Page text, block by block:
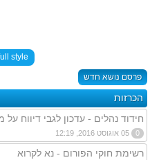
style
פרסם נושא חדש
הכרזות
חידוד נהלים - עדכון לגבי דיווח
0
רשימת חוקי הפורום - נא לקרוא